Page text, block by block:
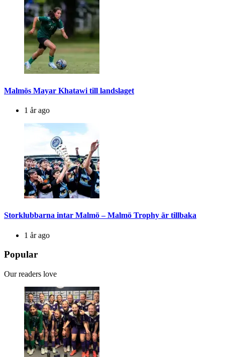
Malmös Mayar Khatawi till landslaget
1 år ago
Storklubbarna intar Malmö – Malmö Trophy är tillbaka
1 år ago
Popular
Our readers love